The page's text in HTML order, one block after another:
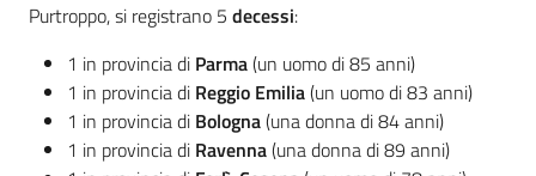
Purtroppo, si registrano 5 decessi:
1 in provincia di Parma(un uomo di 85 anni)
1 in provincia di Reggio Emilia(un uomo di 83 anni)
1 in provincia di Bologna(una donna di 84 anni)
1 in provincia di Ravenna(una donna di 89 anni)